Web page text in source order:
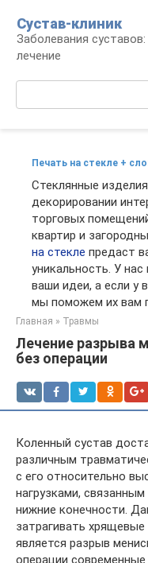
контенту
Сустав-клиник
Заболевания
лечение
Печать на стекле +
Стеклянные
декорировании
торговых
квартир и
на стекле предаст
уникальность. У
ваши идеи, а если у
мы поможем их вам
Главная » Травмы
Лечение разрыва
без операции
Коленный сустав
различным
с его относительно
нагрузками,
нижние конечности.
затрагивать
является разрыв
операции